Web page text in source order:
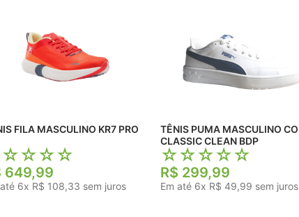
TÊNIS FILA MASCULINO KR7 PRO
☆☆☆☆
649,99
6x R$ 108,33 sem juros
TÊNIS PUMA MASCULINO COURT
CLASSIC CLEAN BDP
☆☆☆☆☆
R$ 299,99
Em até 6x R$ 49,99 sem juros